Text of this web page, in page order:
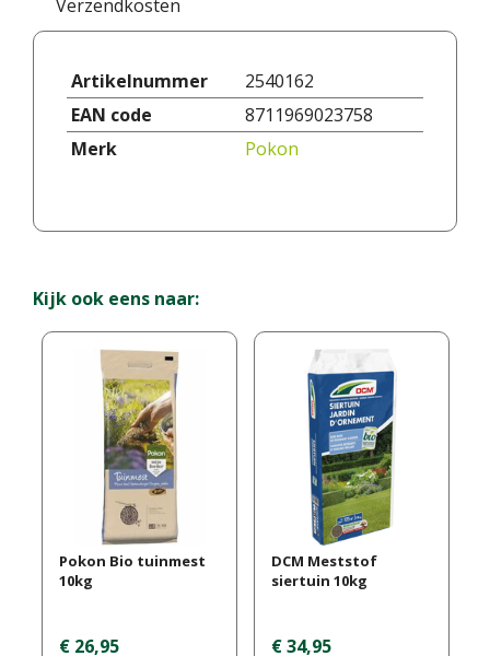
Verzendkosten
Artikelnummer
2540162
EAN code
8711969023758
Merk
Pokon
Kijk ook eens naar:
Pokon Bio tuinmest
10kg
€ 26,95
DCM Meststof
siertuin 10kg
€ 34,95